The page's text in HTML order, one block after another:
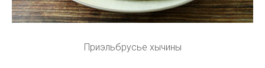
Приэльбрусье хычины